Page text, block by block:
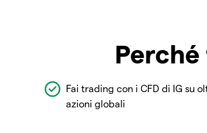
Fai trading con i CFD di IG su
azioni globali